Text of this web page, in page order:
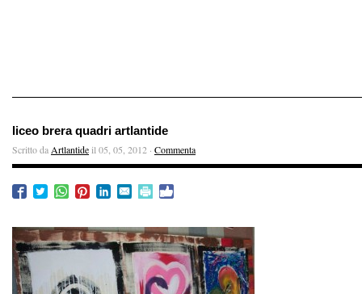
liceo brera quadri artlantide
Scritto da Artlantideil 05, 05, 2012 · Commenta